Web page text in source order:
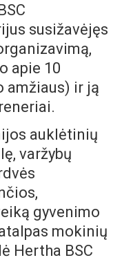
susižavėjęs
apie 10
amžiaus) ir ją
auklėtinių
varžybų
gyvenimo
mokinių
Hertha BSC